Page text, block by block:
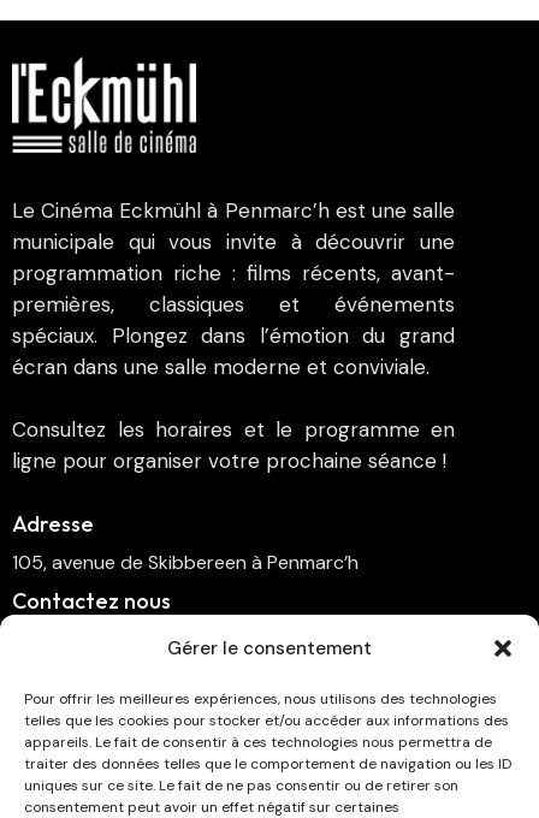
Gérer le consentement
Pour offrir les meilleures expériences, nous utilisons des technologies
telles que les cookies pour stocker et/ou accéder aux informations des
appareils. Le fait de consentir à ces technologies nous permettra de
traiter des données telles que le comportement de navigation ou les ID
uniques sur ce site. Le fait de ne pas consentir ou de retirer son
consentement peut avoir un effet négatif sur certaines
Le Cinéma Eckmühl à Penmarc’h est une salle
municipale qui vous invite à découvrir une
programmation riche : films récents, avant-
premières, classiques et événements
spéciaux. Plongez dans l’émotion du grand
écran dans une salle moderne et conviviale.
Consultez les horaires et le programme en
ligne pour organiser votre prochaine séance !
Adresse
105, avenue de Skibbereen à Penmarc’h
Contactez nous
cinema.penmarch@orange.fr
Suivez-nous